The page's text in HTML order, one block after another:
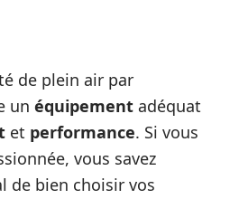
de plein air par
un équipement adéquat
et performance. Si vous
vous savez
de bien choisir vos